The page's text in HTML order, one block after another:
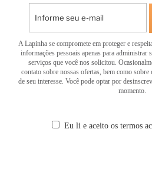
A Lapinha se compromete em proteger e
informações pessoais apenas para administrar
serviços que você nos solicitou.
contato sobre nossas ofertas, bem como
de seu interesse. Você pode optar por
momento.
Eu li e aceito os termos